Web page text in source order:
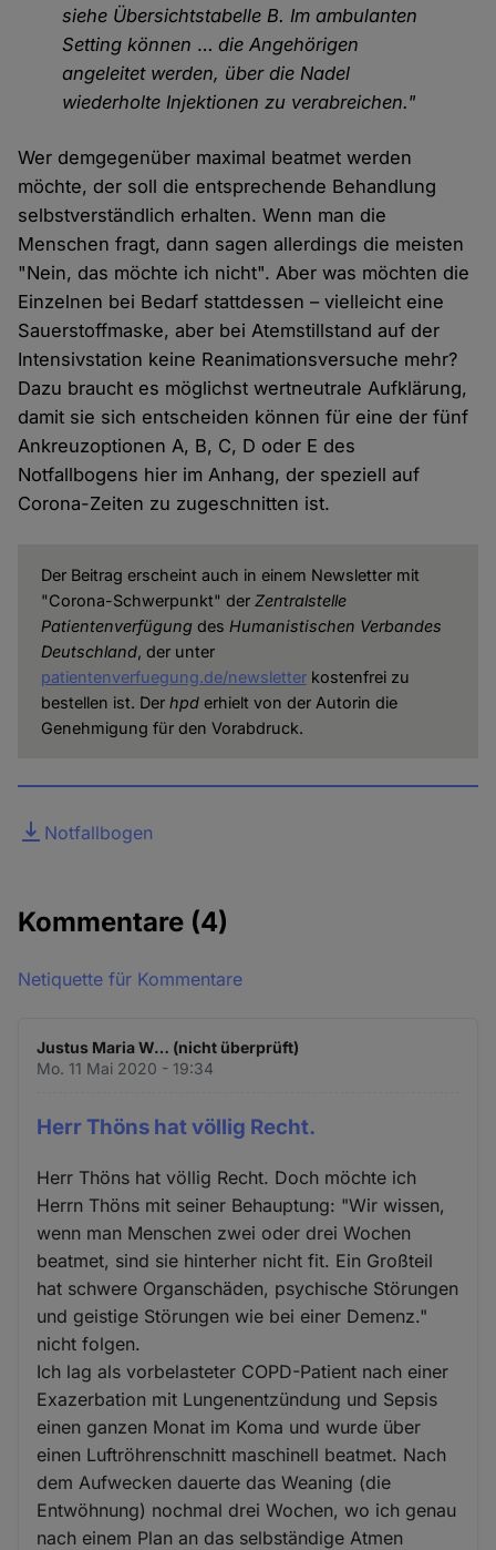
siehe Übersichtstabelle B. Im ambulanten
Setting können … die Angehörigen
angeleitet werden, über die Nadel
wiederholte Injektionen zu verabreichen."
Wer demgegenüber maximal beatmet werden
möchte, der soll die entsprechende Behandlung
selbstverständlich erhalten. Wenn man die
Menschen fragt, dann sagen allerdings die meisten
"Nein, das möchte ich nicht". Aber was möchten die
Einzelnen bei Bedarf stattdessen – vielleicht eine
Sauerstoffmaske, aber bei Atemstillstand auf der
Intensivstation keine Reanimationsversuche mehr?
Dazu braucht es möglichst wertneutrale Aufklärung,
damit sie sich entscheiden können für eine der fünf
Ankreuzoptionen A, B, C, D oder E des
Notfallbogens hier im Anhang, der speziell auf
Corona-Zeiten zu zugeschnitten ist.
Der Beitrag erscheint auch in einem Newsletter mit
"Corona-Schwerpunkt" der Zentralstelle
Patientenverfügungdes Humanistischen Verbandes
Deutschland, der unter
patientenverfuegung.de/newsletterkostenfrei zu
bestellen ist. Der hpderhielt von der Autorin die
Genehmigung für den Vorabdruck.
DateiNotfallbogen
Kommentare (4)
Netiquette für Kommentare
Justus Maria W… (nicht überprüft)
Mo. 11 Mai 2020 - 19:34
Herr Thöns hat völlig Recht.
Herr Thöns hat völlig Recht. Doch möchte ich
Herrn Thöns mit seiner Behauptung: "Wir wissen,
wenn man Menschen zwei oder drei Wochen
beatmet, sind sie hinterher nicht fit. Ein Großteil
hat schwere Organschäden, psychische Störungen
und geistige Störungen wie bei einer Demenz."
nicht folgen.
Ich lag als vorbelasteter COPD-Patient nach einer
Exazerbation mit Lungenentzündung und Sepsis
einen ganzen Monat im Koma und wurde über
einen Luftröhrenschnitt maschinell beatmet. Nach
dem Aufwecken dauerte das Weaning (die
Entwöhnung) nochmal drei Wochen, wo ich genau
nach einem Plan an das selbständige Atmen